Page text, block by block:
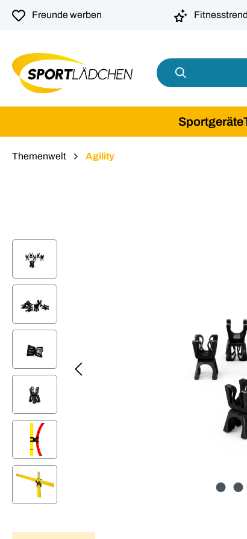
Zur Hauptnavigation springen
Freunde werben
Sportgeräte
Themenwelt Agility